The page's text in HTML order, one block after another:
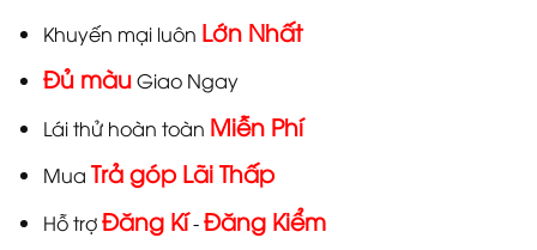
Khuyến mại luôn Lớn Nhất
Đủ màuGiao Ngay
Lái thử hoàn toàn Miễn Phí
Mua Trả góp Lãi Thấp
Hỗ trợĐăng Kí-Đăng Kiểm